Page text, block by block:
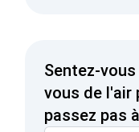
Sentez-
vous de l'air
passez pas